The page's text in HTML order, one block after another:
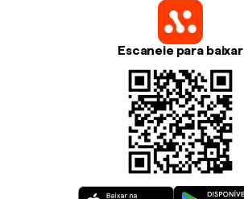
Escaneie para baixar